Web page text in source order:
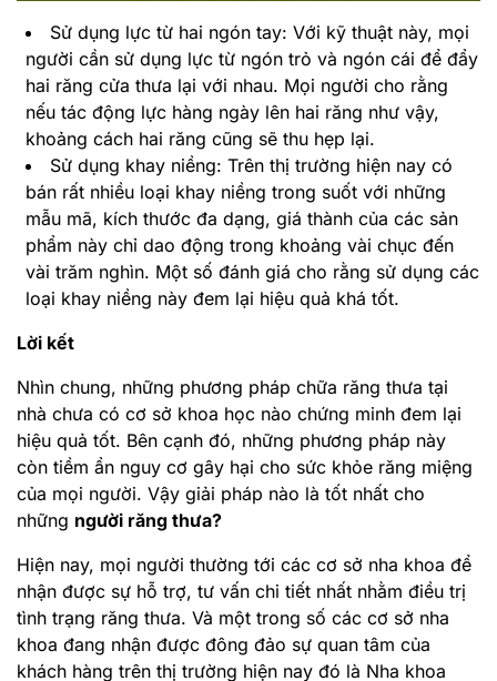
Sử dụng lực từ hai ngón tay: Với kỹ thuật này, mọi
người cần sử dụng lực từ ngón trỏ và ngón cái để đẩy
hai răng cửa thưa lại với nhau. Mọi người cho rằng
nếu tác động lực hàng ngày lên hai răng như vậy,
khoảng cách hai răng cũng sẽ thu hẹp lại.
Sử dụng khay niềng: Trên thị trường hiện nay có
bán rất nhiều loại khay niềng trong suốt với những
mẫu mã, kích thước đa dạng, giá thành của các sản
phẩm này chỉ dao động trong khoảng vài chục đến
vài trăm nghìn. Một số đánh giá cho rằng sử dụng các
loại khay niềng này đem lại hiệu quả khá tốt.
Lời kết
Nhìn chung, những phương pháp chữa răng thưa tại
nhà chưa có cơ sở khoa học nào chứng minh đem lại
hiệu quả tốt. Bên cạnh đó, những phương pháp này
còn tiềm ẩn nguy cơ gây hại cho sức khỏe răng miệng
của mọi người. Vậy giải pháp nào là tốt nhất cho
những người răng thưa?
Hiện nay, mọi người thường tới các cơ sở nha khoa để
nhận được sự hỗ trợ, tư vấn chi tiết nhất nhằm điều trị
tình trạng răng thưa. Và một trong số các cơ sở nha
khoa đang nhận được đông đảo sự quan tâm của
khách hàng trên thị trường hiện nay đó là Nha khoa